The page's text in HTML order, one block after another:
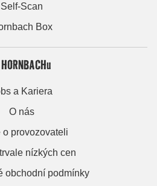
Self-Scan
Box
a Kariera
O nás
o provozovateli
nízkých cen
obchodní podmínky